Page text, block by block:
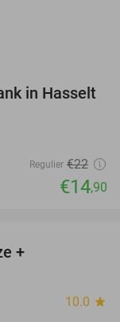
32%
in Hasselt
Regulier €22
€14,90
+
10.0 star